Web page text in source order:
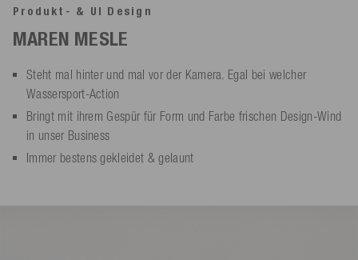
Produkt- & UI Design
MAREN MESLE
Steht mal hinter und mal vor der Kamera. Egal bei welcher
Wassersport-Action
Bringt mit ihrem Gespür für Form und Farbe frischen Design-Wind
in unser Business
Immer bestens gekleidet & gelaunt